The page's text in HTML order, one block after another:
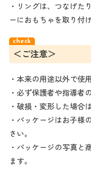
・リングは、つなげた
ーにおもちゃを取り付
＜ご注意＞
・本来の用途以外で使
・必ず保護者や指導者
・破損・変形した場合
・パッケージはお子様
さい。
・パッケージの写真と
ます。